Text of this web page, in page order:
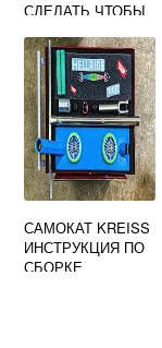
СДЕЛАТЬ ЧТОБЫ
САМОКАТ KREISS
ИНСТРУКЦИЯ ПО
СБОРКЕ